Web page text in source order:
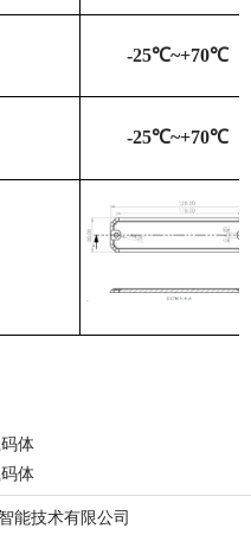
-25℃~+70℃
-25℃~+70℃
体
体
能技术有限公司